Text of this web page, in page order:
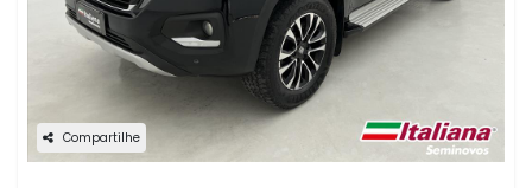
Compartilhe